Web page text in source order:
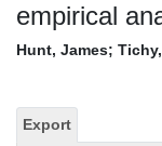
empirical
Hunt, James;
Export